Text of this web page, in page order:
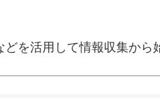
を活用して情報収集から